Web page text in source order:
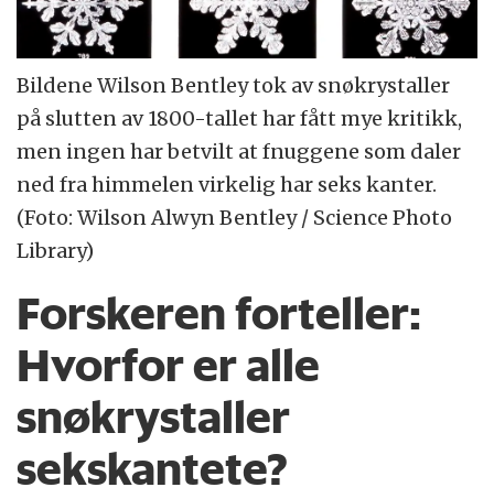
Bildene Wilson Bentley tok av snøkrystaller
på slutten av 1800-tallet har fått mye kritikk,
men ingen har betvilt at fnuggene som daler
ned fra himmelen virkelig har seks kanter.
(Foto: Wilson Alwyn Bentley / Science Photo
Library)
Forskeren forteller:
Hvorfor er alle
snøkrystaller
sekskantete?